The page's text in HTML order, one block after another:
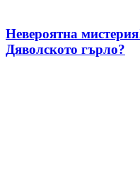
Невероятна
Дяволското гърло?